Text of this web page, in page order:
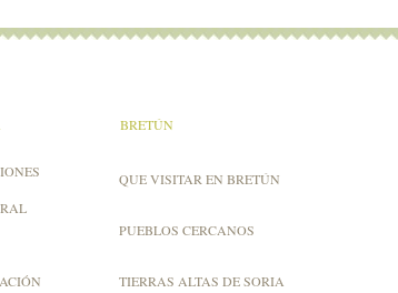
BRETÚN
QUE VISITAR EN BRETÚN
PUEBLOS CERCANOS
TIERRAS ALTAS DE SORIA